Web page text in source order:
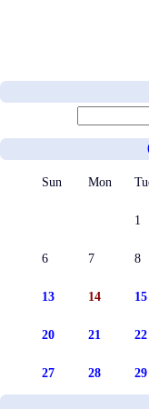
Sun Mon
1
6 7 8
13 14 15
20 21 22
27 28 29